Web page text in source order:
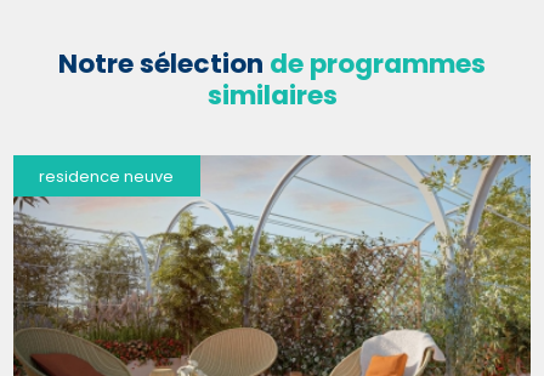
Notre sélection de programmes
similaires
residence neuve